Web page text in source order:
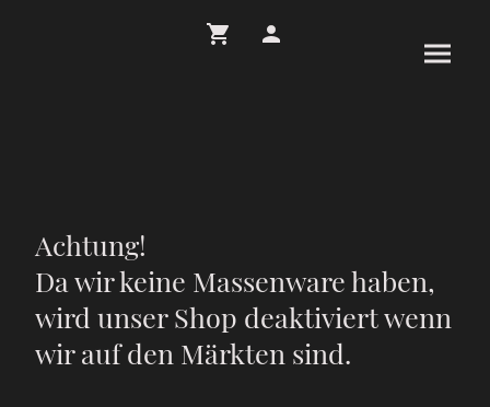
Achtung!
Da wir keine Massenware haben,
wird unser Shop deaktiviert wenn
wir auf den Märkten sind.